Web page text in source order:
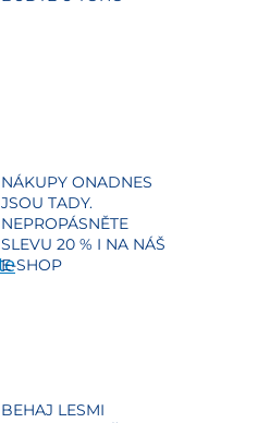
NÁKUPY ONADNES
JSOU TADY.
NEPROPÁSNĚTE
SLEVU 20 % I NA NÁŠ
E-SHOP
BEHAJ LESMI